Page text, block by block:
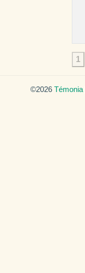
1
©2026 Témonia